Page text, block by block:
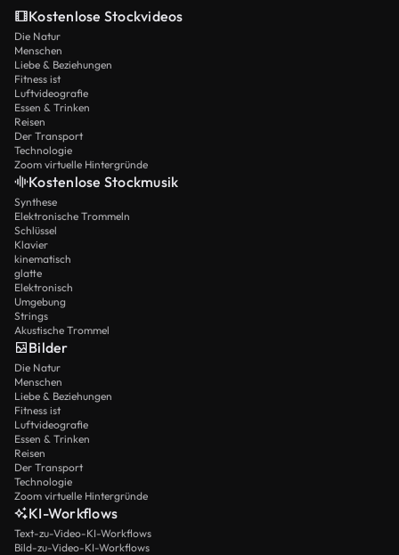
Kostenlose Stockvideos
Die Natur
Menschen
Liebe & Beziehungen
Fitness ist
Luftvideografie
Essen & Trinken
Reisen
Der Transport
Technologie
Zoom virtuelle Hintergründe
Kostenlose Stockmusik
Synthese
Elektronische Trommeln
Schlüssel
Klavier
kinematisch
glatte
Elektronisch
Umgebung
Strings
Akustische Trommel
Bilder
Die Natur
Menschen
Liebe & Beziehungen
Fitness ist
Luftvideografie
Essen & Trinken
Reisen
Der Transport
Technologie
Zoom virtuelle Hintergründe
KI-Workflows
Text-zu-Video-KI-Workflows
Bild-zu-Video-KI-Workflows